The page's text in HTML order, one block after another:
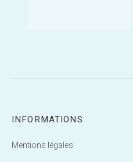
INFORMATIONS
Mentions légales